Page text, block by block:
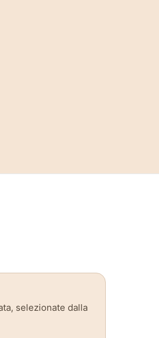
selezionate dalla